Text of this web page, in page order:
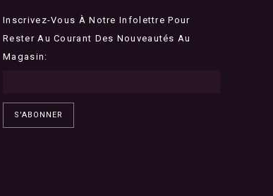
Inscrivez-Vous À Notre Infolettre Pour
Rester Au Courant Des Nouveautés Au
Magasin:
S'ABONNER